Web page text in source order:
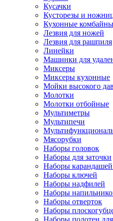
Кусачки
Кусторезы и
Кухонные комбайны
Лезвия для ножей
Лезвия для рашпиля
Линейки
Машинки для
Миксеры
Миксеры кухонные
Мойки высокого
Молотки
Молотки отбойные
Мультиметры
Мультипечи
Мясорубки
Наборы головок
Наборы для заточки
Наборы
Наборы ключей
Наборы надфилей
Наборы
Наборы отверток
Наборы
Наборы полотен